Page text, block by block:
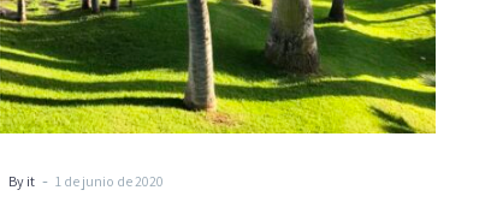
tranquilidad
By it - 1 de junio de 2020